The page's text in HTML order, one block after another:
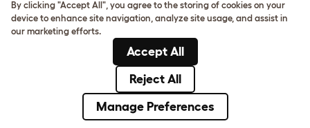
Cookie Settings
Sitemap
Numéro de TVA: FR34839369105
Numéro d’immatriculation de l’entreprise:
By clicking "Accept All", you agree to the storing of cookies on your
device to enhance site navigation, analyze site usage, and assist in
our marketing efforts.
Accept All
Reject All
Manage Preferences